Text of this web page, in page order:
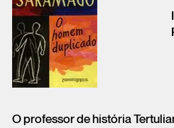
O professor de história